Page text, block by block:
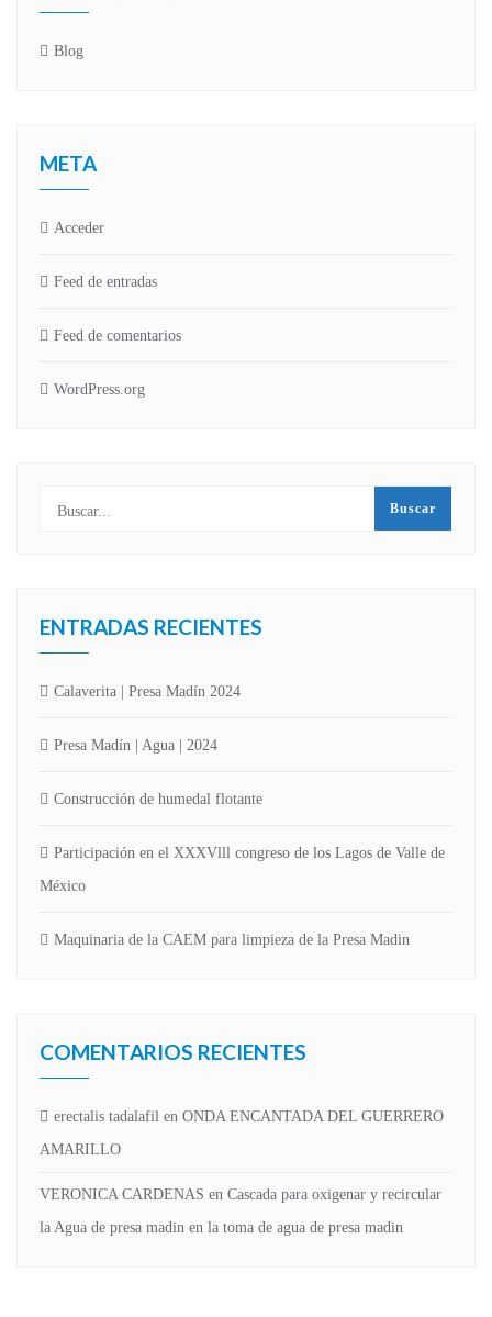
Blog
META
Acceder
Feed de entradas
Feed de comentarios
WordPress.org
ENTRADAS RECIENTES
Calaverita | Presa Madín 2024
Presa Madín | Agua | 2024
Construcción de humedal flotante
Participación en el XXXVlll congreso de los Lagos de Valle de
México
Maquinaria de la CAEM para limpieza de la Presa Madin
COMENTARIOS RECIENTES
erectalis tadalafil en ONDA ENCANTADA DEL GUERRERO
AMARILLO
VERONICA CARDENAS en Cascada para oxigenar y recircular
la Agua de presa madin en la toma de agua de presa madin